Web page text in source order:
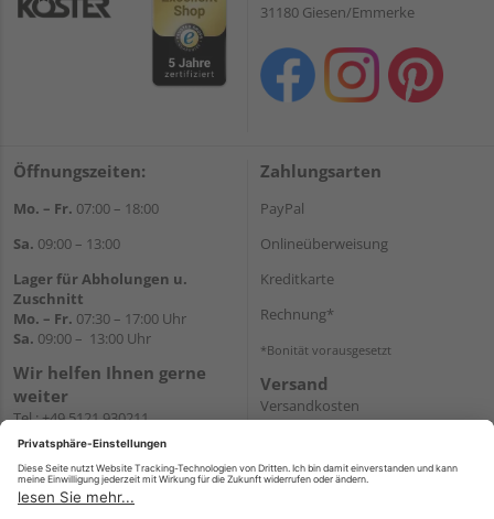
31180 Giesen/Emmerke
Öffnungszeiten:
Mo. – Fr. 07:00 – 18:00
Sa. 09:00 – 13:00
Lager für Abholungen u.
Zuschnitt
Mo. – Fr. 07:30 – 17:00 Uhr
Sa. 09:00 – 13:00 Uhr
Wir helfen Ihnen gerne
weiter
Tel.:+49 5121 930211
E-Mail:holzlandshop@holzland-
Newsletter
Zahlungsarten
PayPal
Onlineüberweisung
Kreditkarte
Rechnung*
*Bonität vorausgesetzt
Versand
Versandkosten